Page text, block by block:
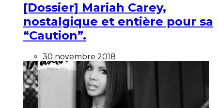
[Dossier] Mariah Carey,
nostalgique et entière pour sa
“Caution”.
30 novembre 2018